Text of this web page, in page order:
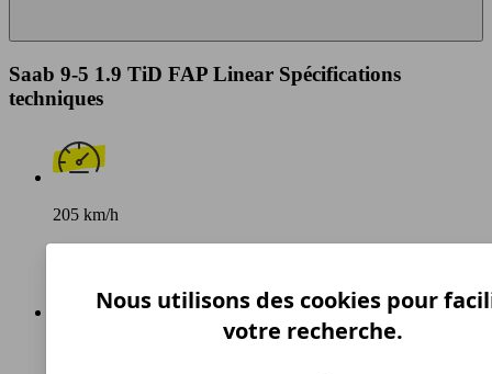
Saab 9-5 1.9 TiD FAP Linear Spécifications
techniques
205 km/h
Nous utilisons des cookies pour
votre recherche.